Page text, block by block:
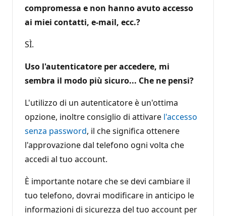
compromessa e non hanno avuto accesso
ai miei contatti, e-mail, ecc.?
SÌ.
Uso l'autenticatore per accedere, mi
sembra il modo più sicuro... Che ne pensi?
L'utilizzo di un autenticatore è un'ottima
opzione, inoltre consiglio di attivare l'accesso
senza password, il che significa ottenere
l'approvazione dal telefono ogni volta che
accedi al tuo account.
È importante notare che se devi cambiare il
tuo telefono, dovrai modificare in anticipo le
informazioni di sicurezza del tuo account per